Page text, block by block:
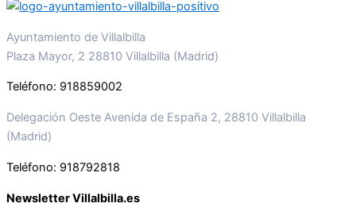
Ayuntamiento de Villalbilla
Plaza Mayor, 2 28810 Villalbilla (Madrid)
Teléfono: 918859002
Delegación Oeste Avenida de España 2, 28810 Villalbilla
(Madrid)
Teléfono: 918792818
Newsletter Villalbilla.es